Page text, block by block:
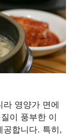
영양가 면에
이 풍부한 이
공합니다. 특히,